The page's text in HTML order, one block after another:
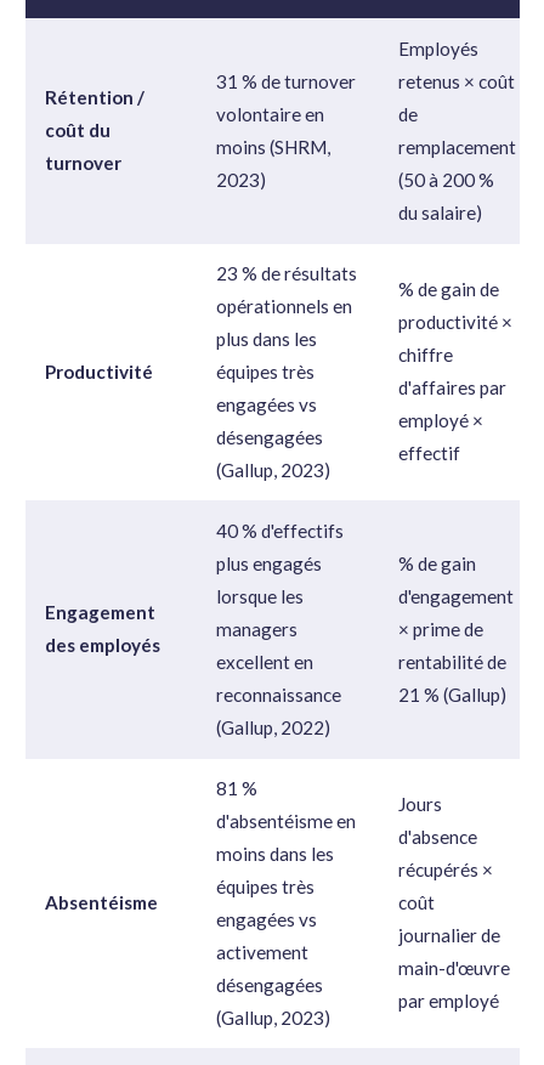
Rétention /
coût du
turnover
31 % de turnover
volontaire en
moins (SHRM,
2023)
Employés
retenus × coût
de
remplacement
(50 à 200 %
du salaire)
Productivité
23 % de résultats
opérationnels en
plus dans les
équipes très
engagées vs
désengagées
(Gallup, 2023)
% de gain de
productivité ×
chiffre
d'affaires par
employé ×
effectif
Engagement
des employés
40 % d'effectifs
plus engagés
lorsque les
managers
excellent en
reconnaissance
(Gallup, 2022)
% de gain
d'engagement
× prime de
rentabilité de
21 % (Gallup)
Absentéisme
81 %
d'absentéisme en
moins dans les
équipes très
engagées vs
activement
désengagées
(Gallup, 2023)
Jours
d'absence
récupérés ×
coût
journalier de
main-d'œuvre
par employé